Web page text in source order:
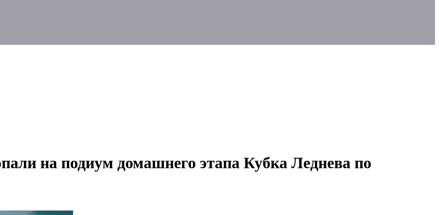
на подиум домашнего этапа Кубка Леднева по